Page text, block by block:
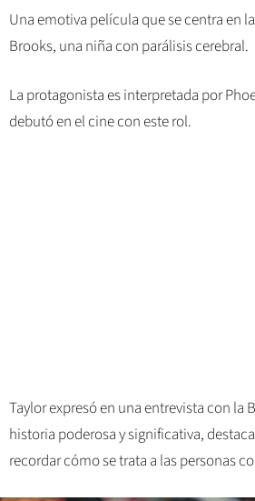
Una emotiva película que se centra en
Brooks, una niña con parálisis cerebral.
La protagonista es interpretada por
debutó en el cine con este rol.
Taylor expresó en una entrevista con la
historia poderosa y significativa,
recordar cómo se trata a las personas